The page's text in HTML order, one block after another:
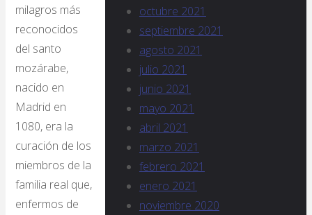
milagros más
reconocidos
del santo
mozárabe,
nacido en
Madrid en
1080, era la
curación de los
miembros de la
familia real que,
enfermos de
octubre 2021
septiembre 2021
agosto 2021
julio 2021
junio 2021
mayo 2021
abril 2021
marzo 2021
febrero 2021
enero 2021
noviembre 2020